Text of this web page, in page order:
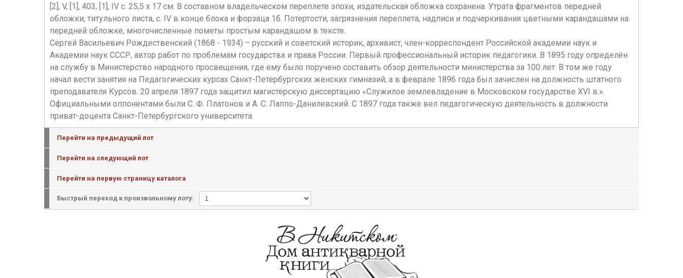
[2], V, [1], 403, [1], IV с. 25,5 х 17 см. В составном владельческом переплете эпохи, издательская обложка сохранена. Утрата фрагментов передней
обложки, титульного листа, с. IV в конце блока и форзаца 1б. Потертости, загрязнения переплета, надписи и подчеркивания цветными карандашами на
передней обложке, многочисленные пометы простым карандашом в тексте.
Сергей Васильевич Рождественский (1868 - 1934) – русский и советский историк, архивист, член-корреспондент Российской академии наук и
Академии наук СССР, автор работ по проблемам государства и права России. Первый профессиональный историк педагогики. В 1895 году определён
на службу в Министерство народного просвещения, где ему было поручено составить обзор деятельности министерства за 100 лет. В том же году
начал вести занятия на Педагогических курсах Санкт-Петербургских женских гимназий, а в феврале 1896 года был зачислен на должность штатного
преподавателя Курсов. 20 апреля 1897 года защитил магистерскую диссертацию «Служилое землевладение в Московском государстве XVI в.».
Официальными оппонентами были С. Ф. Платонов и А. С. Лаппо-Данилевский. С 1897 года также вел педагогическую деятельность в должности
приват-доцента Санкт-Петербургского университета.
Перейти на предыдущий лот
Перейти на следующий лот
Перейти на первую страницу каталога
Быстрый переход к произвольному лоту: